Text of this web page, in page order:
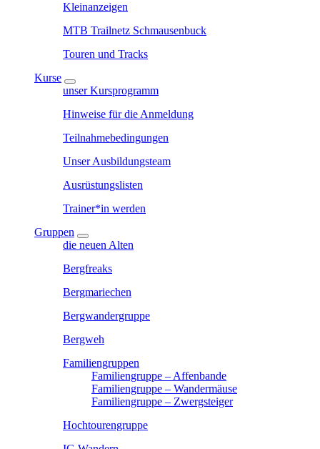
Kleinanzeigen
MTB Trailnetz Schmausenbuck
Touren und Tracks
Kurse
unser Kursprogramm
Hinweise für die Anmeldung
Teilnahmebedingungen
Unser Ausbildungsteam
Ausrüstungslisten
Trainer*in werden
Gruppen
die neuen Alten
Bergfreaks
Bergmariechen
Bergwandergruppe
Bergweh
Familiengruppen
Familiengruppe – Affenbande
Familiengruppe – Wandermäuse
Familiengruppe – Zwergsteiger
Hochtourengruppe